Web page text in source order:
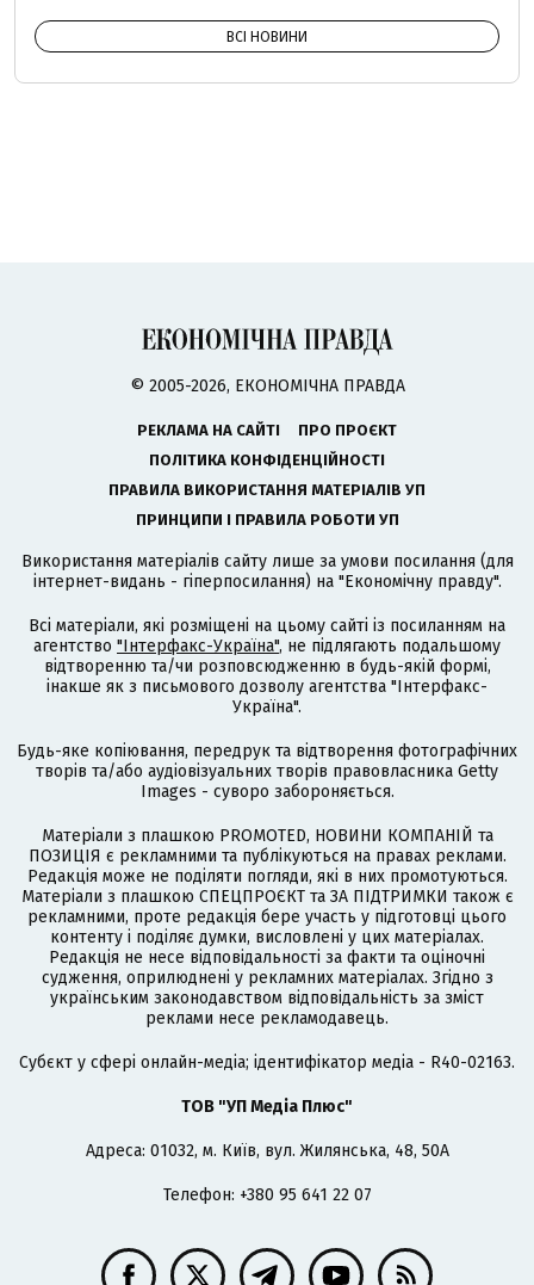
ВСІ НОВИНИ
© 2005-2026, ЕКОНОМІЧНА ПРАВДА
РЕКЛАМА НА САЙТІ
ПРО ПРОЄКТ
ПОЛІТИКА КОНФІДЕНЦІЙНОСТІ
ПРАВИЛА ВИКОРИСТАННЯ МАТЕРІАЛІВ УП
ПРИНЦИПИ І ПРАВИЛА РОБОТИ УП
Використання матеріалів сайту лише за умови посилання (для
інтернет-видань - гіперпосилання) на "Економічну правду".
Всі матеріали, які розміщені на цьому сайті із посиланням на
агентство "Інтерфакс-Україна", не підлягають подальшому
відтворенню та/чи розповсюдженню в будь-якій формі,
інакше як з письмового дозволу агентства "Інтерфакс-
Україна".
Будь-яке копіювання, передрук та відтворення фотографічних
творів та/або аудіовізуальних творів правовласника Getty
Images - суворо забороняється.
Матеріали з плашкою PROMOTED, НОВИНИ КОМПАНІЙ та
ПОЗИЦІЯ є рекламними та публікуються на правах реклами.
Редакція може не поділяти погляди, які в них промотуються.
Матеріали з плашкою СПЕЦПРОЄКТ та ЗА ПІДТРИМКИ також є
рекламними, проте редакція бере участь у підготовці цього
контенту і поділяє думки, висловлені у цих матеріалах.
Редакція не несе відповідальності за факти та оціночні
судження, оприлюднені у рекламних матеріалах. Згідно з
українським законодавством відповідальність за зміст
реклами несе рекламодавець.
Cубєкт у сфері онлайн-медіа; ідентифікатор медіа - R40-02163.
ТОВ "УП Медіа Плюс"
Адреса: 01032, м. Київ, вул. Жилянська, 48, 50А
Телефон: +380 95 641 22 07